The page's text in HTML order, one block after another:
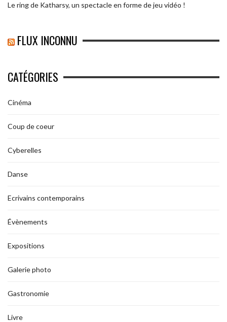
Le ring de Katharsy, un spectacle en forme de jeu vidéo !
FLUX INCONNU
CATÉGORIES
Cinéma
Coup de coeur
Cyberelles
Danse
Ecrivains contemporains
Évènements
Expositions
Galerie photo
Gastronomie
Livre